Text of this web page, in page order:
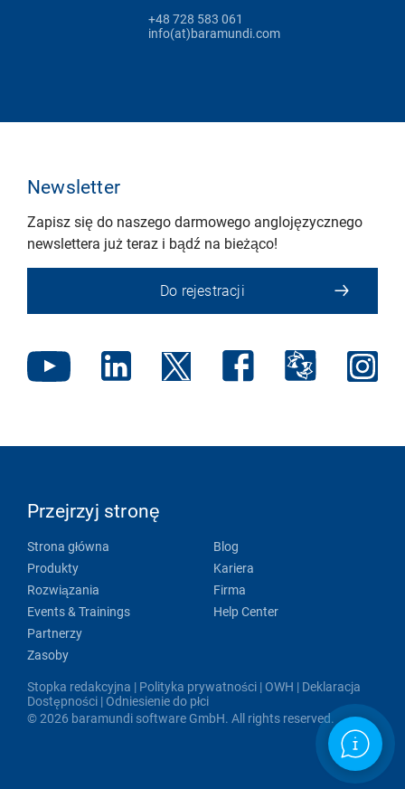
+48 728 583 061
info(at)baramundi.com
Newsletter
Zapisz się do naszego darmowego anglojęzycznego
newslettera już teraz i bądź na bieżąco!
Do rejestracji
Przejrzyj stronę
Strona główna
Produkty
Rozwiązania
Events & Trainings
Partnerzy
Zasoby
Blog
Kariera
Firma
Help Center
Stopka redakcyjna | Polityka prywatności | OWH | Deklaracja
Dostępności | Odniesienie do płci
© 2026 baramundi software GmbH. All rights reserved.